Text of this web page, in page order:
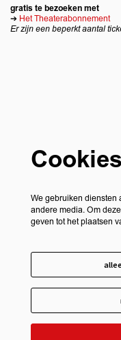
gratis te bezoeken met
➔ Het Theaterabonnement
Er zijn een beperkt aantal
Cookies
We gebruiken diensten
andere media. Om
geven tot het plaatsen